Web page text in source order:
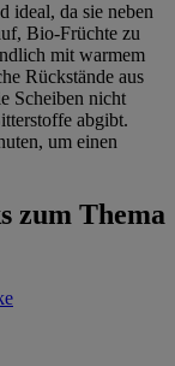
ideal, da sie neben
Bio-Früchte zu
mit warmem
Rückstände aus
Scheiben nicht
abgibt.
um einen
zum Thema